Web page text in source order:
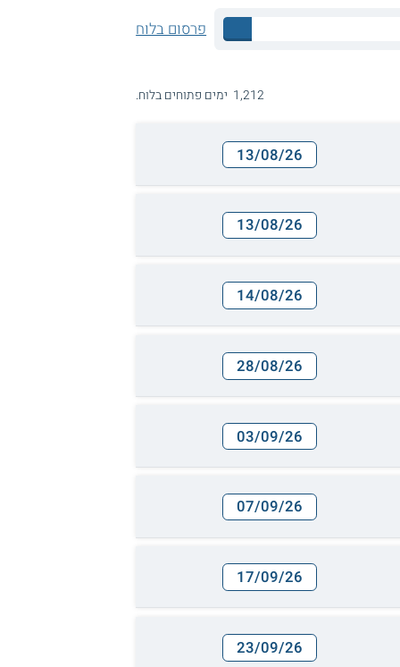
פרסום בלוח
1,212 ימים פתוחים בלוח.
13/08/26
13/08/26
14/08/26
28/08/26
03/09/26
07/09/26
17/09/26
23/09/26